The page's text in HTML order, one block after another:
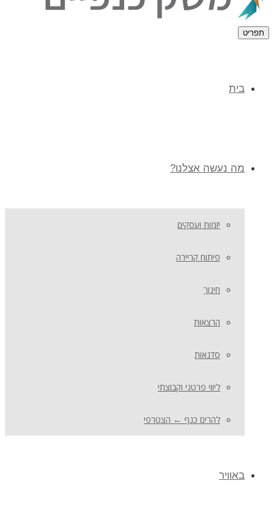
תפריט
בית
מה נעשה אצלנו?
יזמות ועסקים
פיתוח קריירה
חינוך
הרצאות
סדנאות
ליווי פרטני וקבוצתי
להרים כנף ← הצטרפי
באוויר